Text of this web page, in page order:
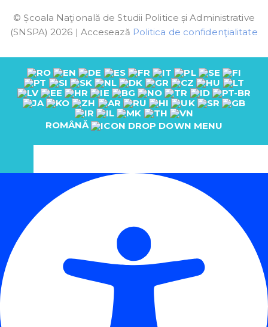
© Școala Naţională de Studii Politice și Administrative
(SNSPA) 2026 | Accesează Politica de confidenţialitate
ROMÂNĂ